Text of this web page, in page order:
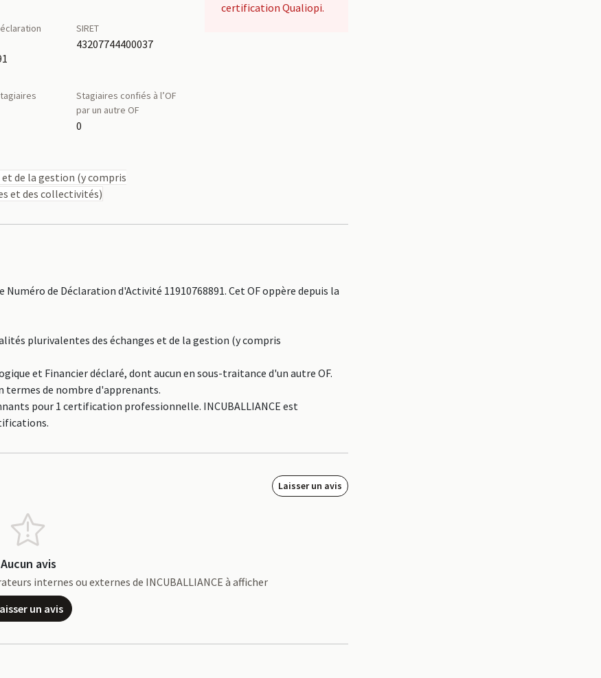
SIRET
43207744400037
Stagiaires confiés à l’OF
par un autre OF
0
de la gestion (y compris
et des collectivités)
certification Qualiopi.
de Déclaration d'Activité 11910768891. Cet OF oppère depuis la
plurivalentes des échanges et de la gestion (y compris
et Financier déclaré, dont aucun en sous-traitance d'un autre OF.
termes de nombre d'apprenants.
pour 1 certification professionnelle. INCUBALLIANCE est
Laisser un avis
Aucun avis
internes ou externes de INCUBALLIANCE à afficher
un avis